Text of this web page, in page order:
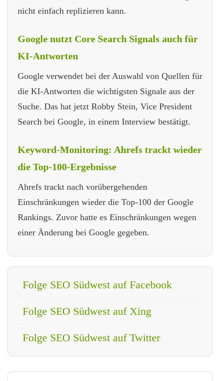
nicht einfach replizieren kann.
Google nutzt Core Search Signals auch für
KI-Antworten
Google verwendet bei der Auswahl von Quellen für
die KI-Antworten die wichtigsten Signale aus der
Suche. Das hat jetzt Robby Stein, Vice President
Search bei Google, in einem Interview bestätigt.
Keyword-Monitoring: Ahrefs trackt wieder
die Top-100-Ergebnisse
Ahrefs trackt nach vorübergehenden
Einschränkungen wieder die Top-100 der Google
Rankings. Zuvor hatte es Einschränkungen wegen
einer Änderung bei Google gegeben.
Folge SEO Südwest auf Facebook
Folge SEO Südwest auf Xing
Folge SEO Südwest auf Twitter